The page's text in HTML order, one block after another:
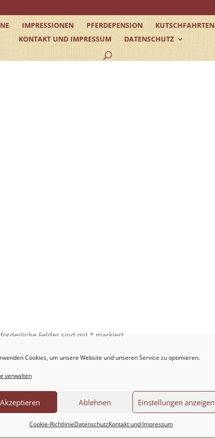
Cookies, um unsere Website und unseren Service zu optimieren.
verwalten
Akzeptieren Ablehnen Einstellungen anzeigen
Cookie-RichtlinieDatenschutzKontakt und Impressum
IMPRESSIONEN PFERDEPENSION KUTSCHFAHRTEN
KONTAKT UND IMPRESSUM
DATENSCHUTZ
Felder sind mit* markiert